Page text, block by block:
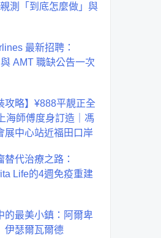
測「到底怎麼做」與
最新招聘：
AMT 職缺公告一次
攻略】¥888平靚正全
海師傅度身訂造｜馮
展中心站近福田口岸
替代治療之路：
Life的4週免疫重建
的最美小鎮：阿爾卑
伊瑟爾瓦爾德